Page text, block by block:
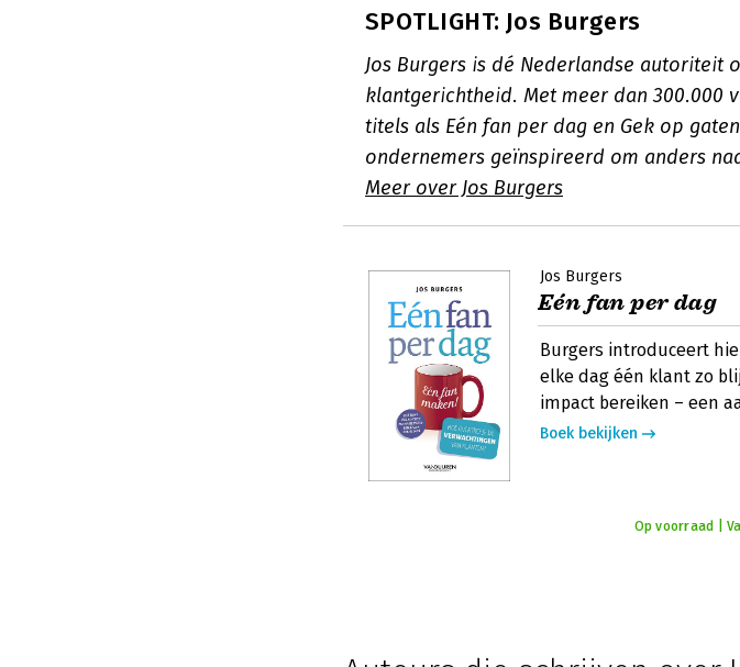
SPOTLIGHT: Jos Burgers
Jos Burgers is dé Nederlandse autoriteit
klantgerichtheid. Met meer dan 300.000
titels als Eén fan per dag en Gek op
ondernemers geïnspireerd om anders
Meer over Jos Burgers
Jos Burgers
Eén fan per dag
Burgers introduceert
elke dag één klant zo
impact bereiken – een
Boek bekijken
Op voorraad |